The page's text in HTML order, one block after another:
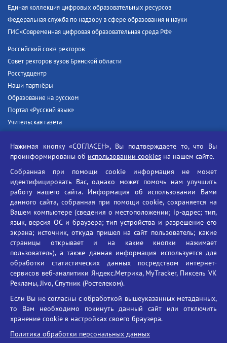
Единая коллекция цифровых образовательных ресурсов
Федеральная служба по надзору в сфере образования и науки
ГИС «Современная цифровая образовательная среда РФ»
Российский союз ректоров
Совет ректоров вузов Брянской области
Росстудцентр
Наши партнёры
Образование на русском
Портал «Русский язык»
Учительская газета
Единый портал государственных услуг
Противодействие угрозам информационной безопасности
Социальные ролики - Генеральная прокуратура РФ
Противодействие коррупции
БГУ против наркотиков
Брянский государственный университет
имени академика И.Г. Петровского
Время работы: пн-пт 09:00-18:00
E-mail: bryanskgu@mail.ru
Телефон: +7(4832)58-90-85
Нажимая кнопку «СОГЛАСЕН», Вы подтверждаете то, что Вы
проинформированы об использовании cookies на нашем сайте.
Собранная при помощи cookie информация не может
идентифицировать Вас, однако может помочь нам улучшить
работу нашего сайта. Информация об использовании Вами
данного сайта, собранная при помощи cookie, сохраняется на
Вашем компьютере (сведения о местоположении; ip-адрес; тип,
язык, версия ОС и браузера; тип устройства и разрешение его
экрана; источник, откуда пришел на сайт пользователь; какие
страницы открывает и на какие кнопки нажимает
пользователь), а также данная информация используется для
обработки статистических данных посредством интернет-
сервисов веб-аналитики Яндекс.Метрика, MyTracker, Пиксель VK
Рекламы, Jivo, Спутник (Ростелеком).
Если Вы не согласны с обработкой вышеуказанных метаданных,
то Вам необходимо покинуть данный сайт или отключить
хранение cookie в настройках своего браузера.
Политика обработки персональных данных